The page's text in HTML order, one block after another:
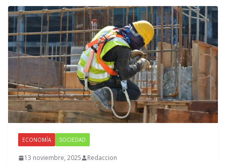
ECONOMÍA SOCIEDAD
13 noviembre, 2025 Redaccion